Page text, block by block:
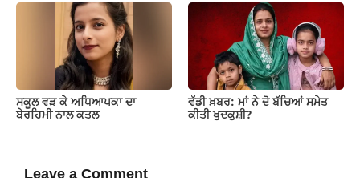
ਸਕੂਲ ਵੜ ਕੇ ਅਧਿਆਪਕਾ ਦਾ
ਬੇਰਹਿਮੀ ਨਾਲ ਕਤਲ
ਵੱਡੀ ਖ਼ਬਰ: ਮਾਂ ਨੇ ਦੋ ਬੱਚਿਆਂ ਸਮੇਤ
ਕੀਤੀ ਖੁਦਕੁਸ਼ੀ?